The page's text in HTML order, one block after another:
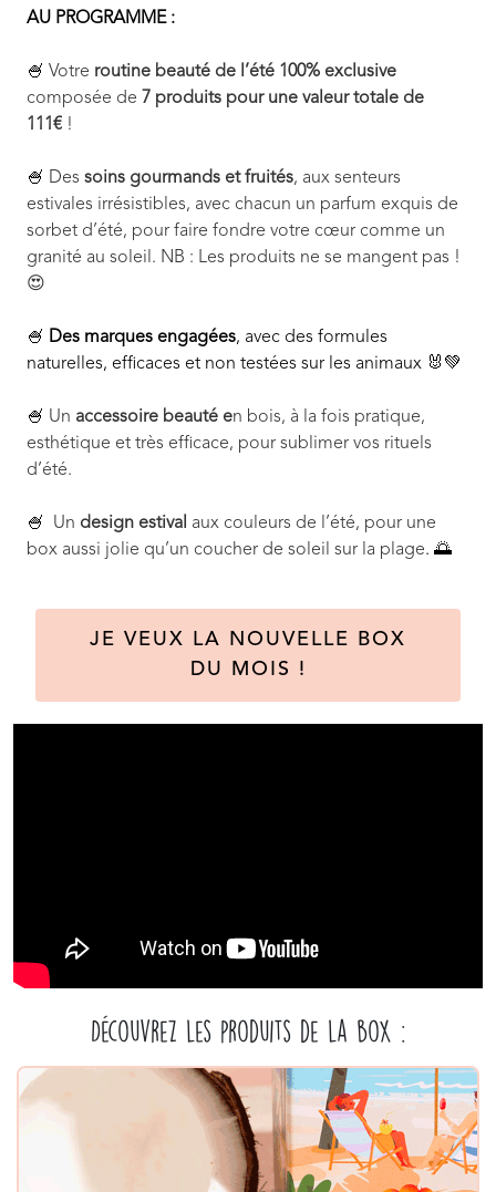
AU PROGRAMME :
🍧 Votre routine beauté de l’été 100% exclusive
composée de 7 produits pour une valeur totale de
111€ !
🍧 Des soins gourmands et fruités, aux senteurs
estivales irrésistibles, avec chacun un parfum exquis de
sorbet d’été, pour faire fondre votre cœur comme un
granité au soleil. NB : Les produits ne se mangent pas !
😍
🍧 Des marques engagées, avec des formules
naturelles, efficaces et non testées sur les animaux 🐰💚
🍧 Un accessoire beauté en bois, à la fois pratique,
esthétique et très efficace, pour sublimer vos rituels
d’été.
🍧 Un design estival aux couleurs de l’été, pour une
box aussi jolie qu’un coucher de soleil sur la plage. 🌅
JE VEUX LA NOUVELLE BOX
DU MOIS !
Découvrez les produits de la box :